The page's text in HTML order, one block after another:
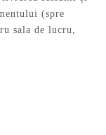
(spre
sala de lucru,